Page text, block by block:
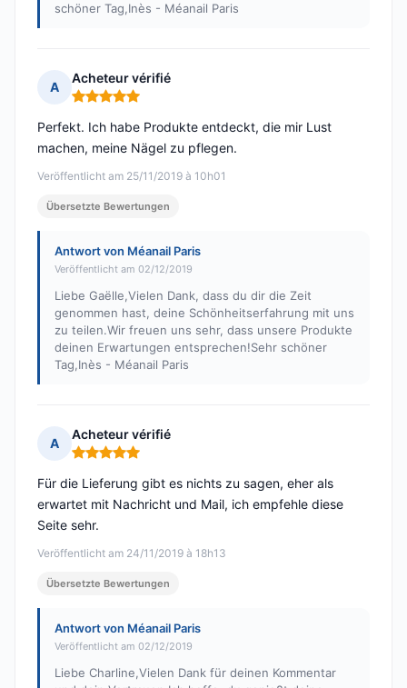
schöner Tag,Inès - Méanail Paris
A
Acheteur vérifié
Hinweis: 5 von 5
Veröffentlicht am 25/11/2019 à 10h01
Perfekt. Ich habe Produkte entdeckt, die mir Lust
machen, meine Nägel zu pflegen.
Übersetzte Bewertungen
Antwort von Méanail Paris
Veröffentlicht am 02/12/2019
Liebe Gaëlle,Vielen Dank, dass du dir die Zeit
genommen hast, deine Schönheitserfahrung mit uns
zu teilen.Wir freuen uns sehr, dass unsere Produkte
deinen Erwartungen entsprechen!Sehr schöner
Tag,Inès - Méanail Paris
A
Acheteur vérifié
Hinweis: 5 von 5
Veröffentlicht am 24/11/2019 à 18h13
Für die Lieferung gibt es nichts zu sagen, eher als
erwartet mit Nachricht und Mail, ich empfehle diese
Seite sehr.
Übersetzte Bewertungen
Antwort von Méanail Paris
Veröffentlicht am 02/12/2019
Liebe Charline,Vielen Dank für deinen Kommentar